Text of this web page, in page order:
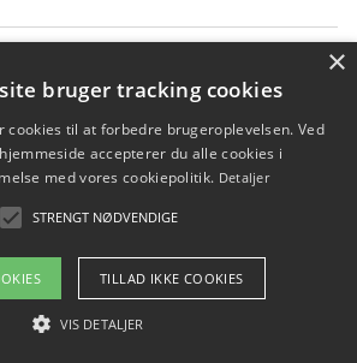
2026 - Pilanto Aps
×
bruger tracking cookies
cookies til at forbedre brugeroplevelsen. Ved
accepterer du alle cookies i
med vores cookiepolitik. Detaljer
STRENGT NØDVENDIGE
TILLAD IKKE COOKIES
VIS DETALJER